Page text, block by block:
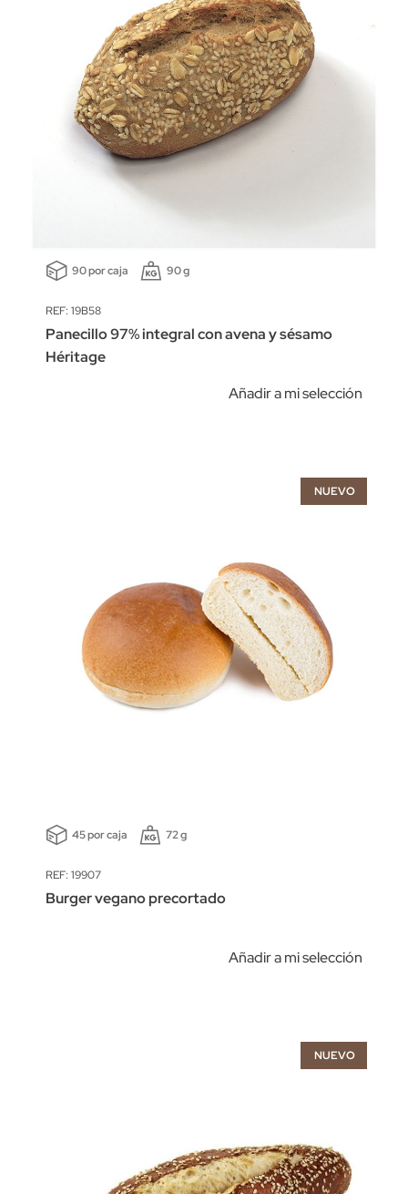
90 por caja 90 g
REF: 19B58
Panecillo 97% integral con avena y sésamo
Héritage
Añadir a mi selección
NUEVO
45 por caja 72 g
REF: 19907
Burger vegano precortado
Añadir a mi selección
NUEVO